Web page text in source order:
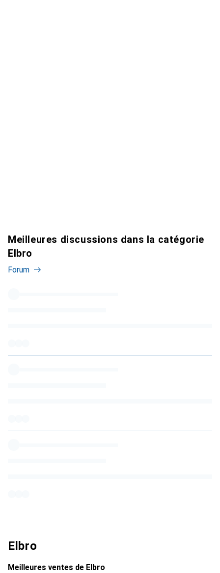
Meilleures discussions dans la catégorie
Elbro
Forum
Elbro
Meilleures ventes de Elbro